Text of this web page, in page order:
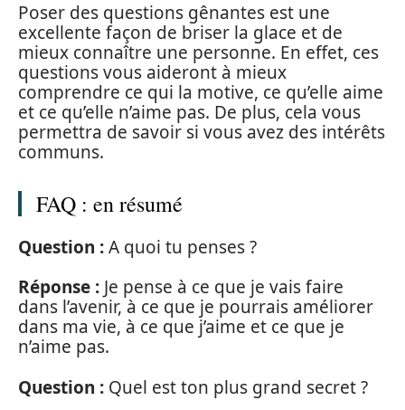
Poser des questions gênantes est une
excellente façon de briser la glace et de
mieux connaître une personne. En effet, ces
questions vous aideront à mieux
comprendre ce qui la motive, ce qu’elle aime
et ce qu’elle n’aime pas. De plus, cela vous
permettra de savoir si vous avez des intérêts
communs.
FAQ : en résumé
Question :A quoi tu penses ?
Réponse : Je pense à ce que je vais faire
dans l’avenir, à ce que je pourrais améliorer
dans ma vie, à ce que j’aime et ce que je
n’aime pas.
Question : Quel est ton plus grand secret ?